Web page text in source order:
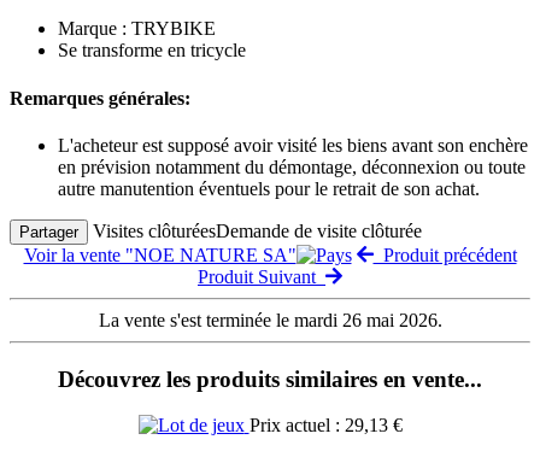
Marque : TRYBIKE
Se transforme en tricycle
Remarques générales:
L'acheteur est supposé avoir visité les biens avant son enchère
en prévision notamment du démontage, déconnexion ou toute
autre manutention éventuels pour le retrait de son achat.
Partager Visites clôturéesDemande de visite clôturée
Voir la vente "NOE NATURE SA"
Produit précédent
Produit Suivant
La vente s'est terminée le mardi 26 mai 2026.
Découvrez les produits similaires en vente...
Prix actuel : 29,13 €